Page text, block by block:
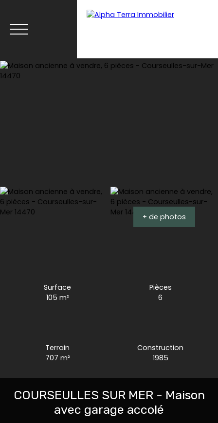
Espace client Estimation
+ de photos
Surface
105 m²
Pièces
6
Terrain
707 m²
Construction
1985
COURSEULLES SUR MER - Maison
avec garage accolé